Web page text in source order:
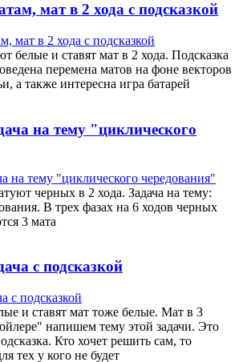
мат в 2 хода с подсказкой
белые и ставят мат в 2 хода. Подсказка
перемена матов на фоне векторов
а также интересна игра батарей
на тему "циклического
черных в 2 хода. Задача на тему:
В трех фазах на 6 ходов черных
3 мата
с подсказкой
и ставят мат тоже белые. Мат в 3
напишем тему этой задачи. Это
Кто хочет решить сам, то
тех у кого не будет